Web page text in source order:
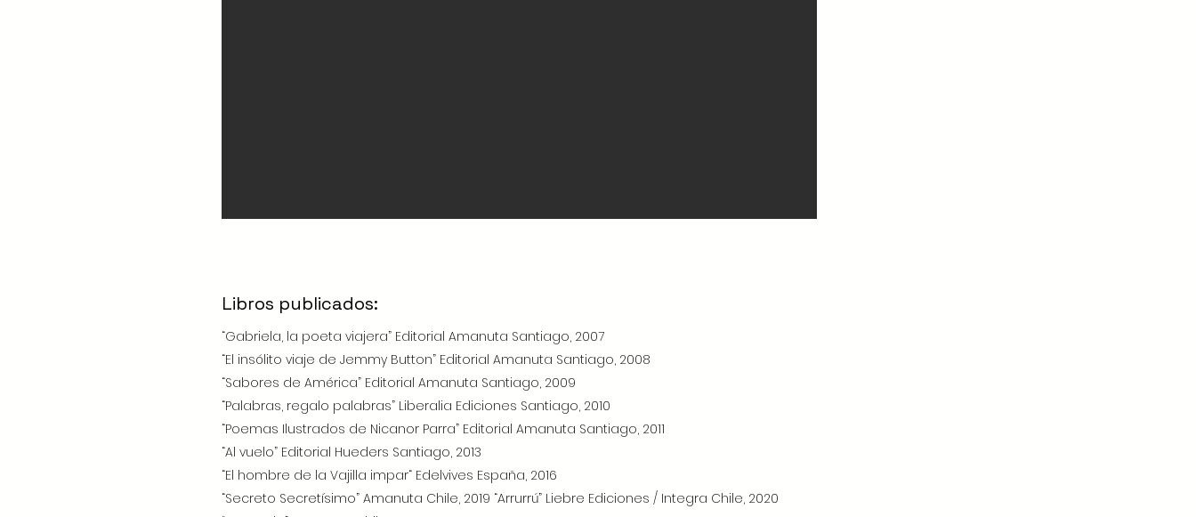
Libros publicados:
“Gabriela, la poeta viajera” Editorial Amanuta Santiago, 2007
“El insólito viaje de Jemmy Button” Editorial Amanuta Santiago, 2008
“Sabores de América” Editorial Amanuta Santiago, 2009
“Palabras, regalo palabras” Liberalia Ediciones Santiago, 2010
“Poemas Ilustrados de Nicanor Parra” Editorial Amanuta Santiago, 2011
“Al vuelo” Editorial Hueders Santiago, 2013
“El hombre de la Vajilla impar“ Edelvives España, 2016
“Secreto Secretísimo” Amanuta Chile, 2019 “Arrurrú” Liebre Ediciones / Integra Chile, 2020